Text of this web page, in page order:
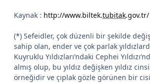
Kaynak : http://www.biltek.tubitak.gov.tr/
(*) Sefeidler, çok düzenli bir şekilde
sahip olan, ender ve çok parlak
Kuyruklu Yıldızları’ndaki Cephei
almış olup, bu yıldız değişken yıldız
örneğidir ve çıplak gözle görünen bir